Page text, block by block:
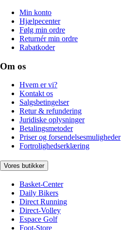
Min konto
Hjælpecenter
Følg min ordre
Returnér min ordre
Rabatkoder
Om os
Hvem er vi?
Kontakt os
Salgsbetingelser
Retur & refundering
Juridiske oplysninger
Betalingsmetoder
Priser og forsendelsesmuligheder
Fortrolighedserklæring
Vores butikker
Basket-Center
Daily Bikers
Direct Running
Direct-Volley
Espace Golf
Foot-Store